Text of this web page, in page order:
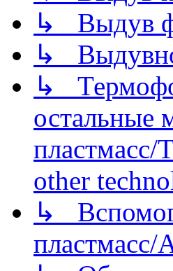
↳ Выдув
↳
↳
остальные
other
↳